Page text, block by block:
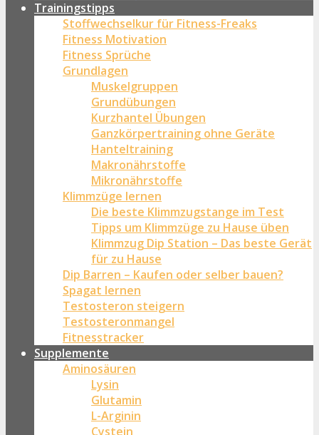
Trainingstipps
Stoffwechselkur für Fitness-Freaks
Fitness Motivation
Fitness Sprüche
Grundlagen
Muskelgruppen
Grundübungen
Kurzhantel Übungen
Ganzkörpertraining ohne Geräte
Hanteltraining
Makronährstoffe
Mikronährstoffe
Klimmzüge lernen
Die beste Klimmzugstange im Test
Tipps um Klimmzüge zu Hause üben
Klimmzug Dip Station – Das beste Gerät
für zu Hause
Dip Barren – Kaufen oder selber bauen?
Spagat lernen
Testosteron steigern
Testosteronmangel
Fitnesstracker
Supplemente
Aminosäuren
Lysin
Glutamin
L-Arginin
Cystein